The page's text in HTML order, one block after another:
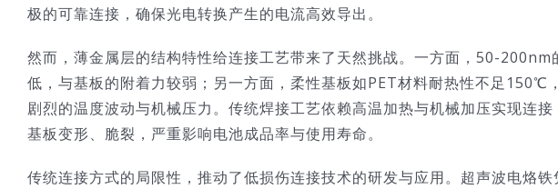
极的可靠连接，确保光电转换产生的电流高效导出。
然而，薄金属层的结构特性给连接工艺带来了天然挑战。一方面，50-
低，与基板的附着力较弱；另一方面，柔性基板如PET材料耐热性不足150℃
剧烈的温度波动与机械压力。传统焊接工艺依赖高温加热与机械加压实现连
基板变形、脆裂，严重影响电池成品率与使用寿命。
传统连接方式的局限性，推动了低损伤连接技术的研发与应用。超声波电烙